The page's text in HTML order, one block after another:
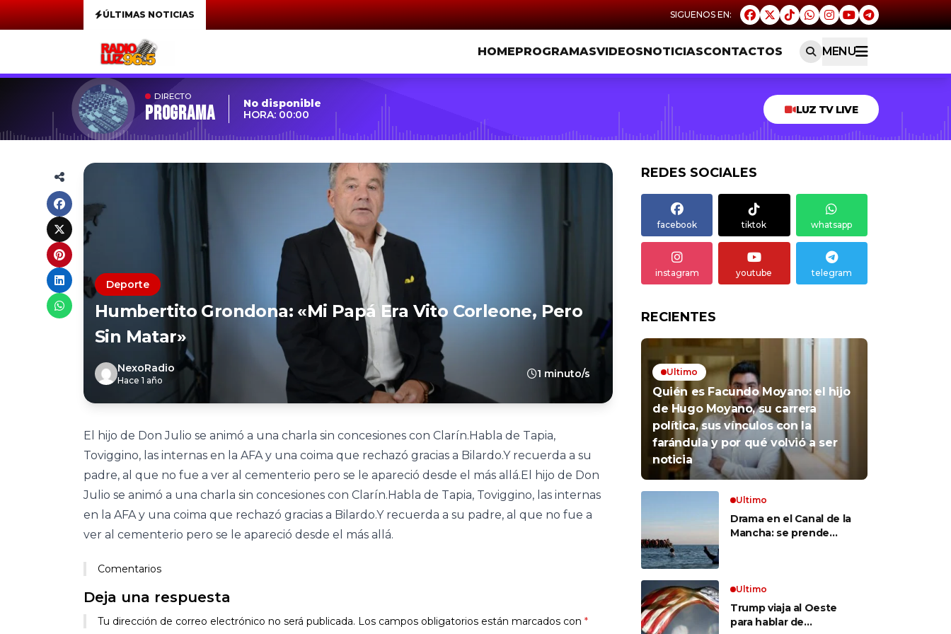
ÚLTIMAS NOTICIAS
HOMEPROGRAMASVIDEOSNOTICIASCONTACTOS MENU
DIRECTO
Programa
No disponible
HORA: 00:00
LUZ TV LIVE
Deporte
Humbertito Grondona: «Mi Papá Era Vito Corleone, Pero
Sin Matar»
NexoRadio
Hace 1 año
1 minuto/s
El hijo de Don Julio se animó a una charla sin concesiones con Clarín.Habla de Tapia,
Toviggino, las internas en la AFA y una coima que rechazó gracias a Bilardo.Y recuerda a su
padre, al que no fue a ver al cementerio pero se le apareció desde el más allá.El hijo de Don
Julio se animó a una charla sin concesiones con Clarín.Habla de Tapia, Toviggino, las internas
en la AFA y una coima que rechazó gracias a Bilardo.Y recuerda a su padre, al que no fue a
ver al cementerio pero se le apareció desde el más allá.
Comentarios
Deja una respuesta
Tu dirección de correo electrónico no será publicada. Los campos obligatorios están marcados con *
REDES SOCIALES
facebook tiktok whatsapp
instagram youtube telegram
RECIENTES
Ultimo
Quién es Facundo Moyano: el hijo
de Hugo Moyano, su carrera
política, sus vínculos con la
farándula y por qué volvió a ser
noticia
Ultimo
Drama en el Canal de la
Mancha: se prende
Ultimo
Trump viaja al Oeste
para hablar de